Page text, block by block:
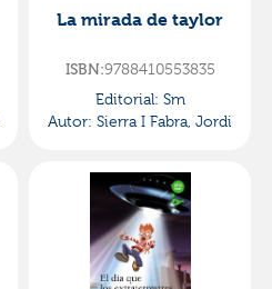
La mirada de taylor
ISBN:9788410553835
Editorial: Sm
Autor: Sierra I Fabra, Jordi